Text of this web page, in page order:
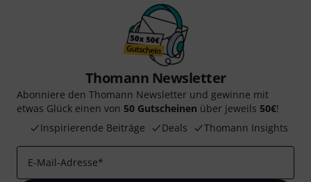
Thomann Newsletter
Abonniere den Thomann Newsletter und gewinne mit
etwas Glück einen von 50 Gutscheinen über jeweils 50€!
Inspirierende Beiträge
Deals Thomann Insights
E-Mail-Adresse*